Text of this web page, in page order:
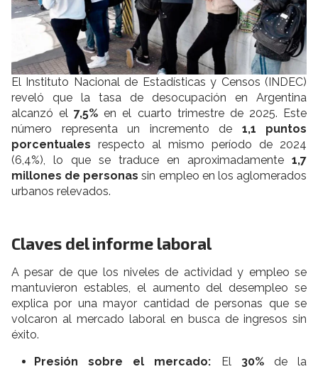
El Instituto Nacional de Estadísticas y Censos (INDEC)
reveló que la tasa de desocupación en Argentina
alcanzó el7,5% en el cuarto trimestre de 2025. Este
número representa un incremento de 1,1 puntos
porcentuales respecto al mismo período de 2024
(6,4%), lo que se traduce en aproximadamente 1,7
millones de personas sin empleo en los aglomerados
urbanos relevados.
Claves del informe laboral
A pesar de que los niveles de actividad y empleo se
mantuvieron estables, el aumento del desempleo se
explica por una mayor cantidad de personas que se
volcaron al mercado laboral en busca de ingresos sin
éxito.
Presión sobre el mercado: El 30%de la